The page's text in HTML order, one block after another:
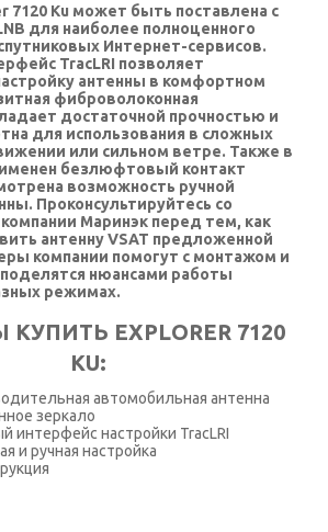
7120 Ku может быть поставлена с
для наиболее полноценного
Интернет-сервисов.
TracLRI позволяет
антенны в комфортном
фиброволоконная
достаточной прочностью и
для использования в сложных
или сильном ветре. Также в
безлюфтовый контакт
возможность ручной
Проконсультируйтесь со
Маринэк перед тем, как
антенну VSAT предложенной
компании помогут с монтажом и
поделятся нюансами работы
режимах.
EXPLORER 7120
KU:
автомобильная антенна
зеркало
интерфейс настройки TracLRI
и ручная настройка